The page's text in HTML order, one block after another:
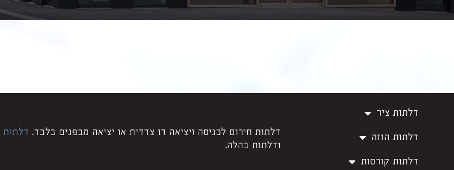
דלתות ציר
דלתות הזזה
דלתות קורסות
דלתות חירום לכניסה ויציאה דו צדדית או יציאה מבפנים בלבד. דלתות
ודלתות בהלה.